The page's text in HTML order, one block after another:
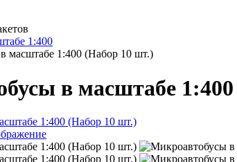
1:400
масштабе 1:400 (Набор 10 шт.)
в масштабе